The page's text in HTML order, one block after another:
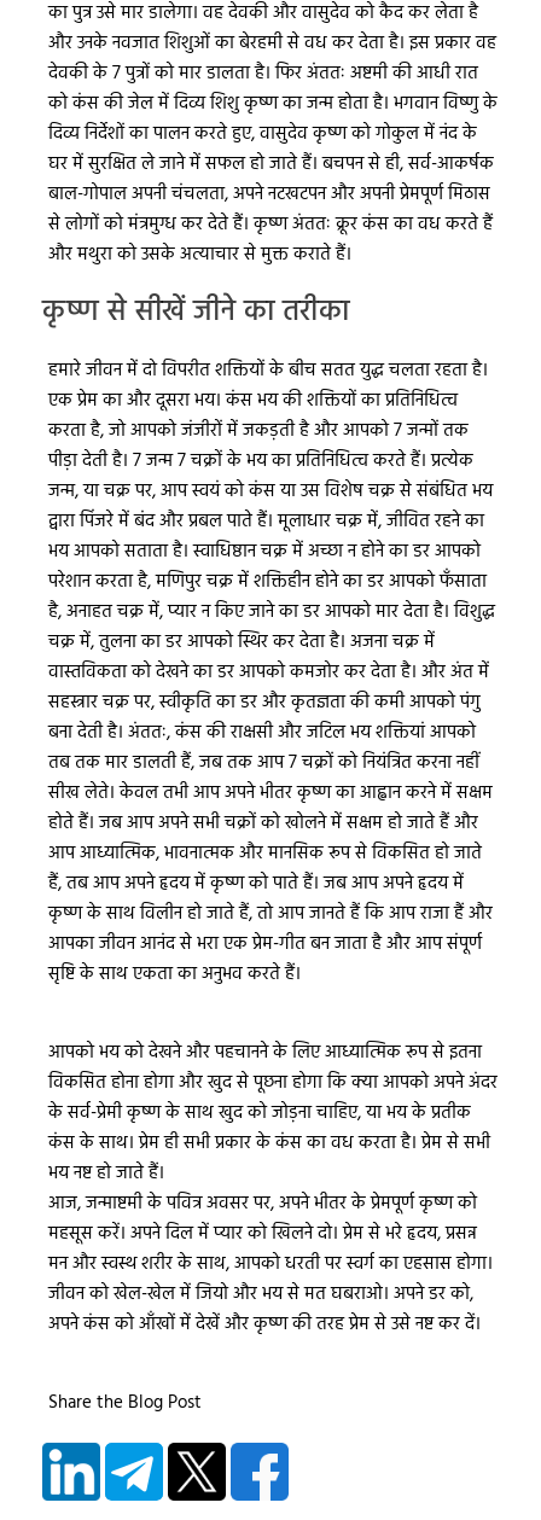
का पुत्र उसे मार डालेगा। वह देवकी और वासुदेव को कैद कर लेता है
और उनके नवजात शिशुओं का बेरहमी से वध कर देता है। इस प्रकार वह
देवकी के 7 पुत्रों को मार डालता है। फिर अंततः अष्टमी की आधी रात
को कंस की जेल में दिव्य शिशु कृष्ण का जन्म होता है। भगवान विष्णु के
दिव्य निर्देशों का पालन करते हुए, वासुदेव कृष्ण को गोकुल में नंद के
घर में सुरक्षित ले जाने में सफल हो जाते हैं। बचपन से ही, सर्व-आकर्षक
बाल-गोपाल अपनी चंचलता, अपने नटखटपन और अपनी प्रेमपूर्ण मिठास
से लोगों को मंत्रमुग्ध कर देते हैं। कृष्ण अंततः क्रूर कंस का वध करते हैं
और मथुरा को उसके अत्याचार से मुक्त कराते हैं।
कृष्ण से सीखें जीने का तरीका
हमारे जीवन में दो विपरीत शक्तियों के बीच सतत युद्ध चलता रहता है।
एक प्रेम का और दूसरा भय। कंस भय की शक्तियों का प्रतिनिधित्व
करता है, जो आपको जंजीरों में जकड़ती है और आपको 7 जन्मों तक
पीड़ा देती है। 7 जन्म 7 चक्रों के भय का प्रतिनिधित्व करते हैं। प्रत्येक
जन्म, या चक्र पर, आप स्वयं को कंस या उस विशेष चक्र से संबंधित भय
द्वारा पिंजरे में बंद और प्रबल पाते हैं। मूलाधार चक्र में, जीवित रहने का
भय आपको सताता है। स्वाधिष्ठान चक्र में अच्छा न होने का डर आपको
परेशान करता है, मणिपुर चक्र में शक्तिहीन होने का डर आपको फँसाता
है, अनाहत चक्र में, प्यार न किए जाने का डर आपको मार देता है। विशुद्ध
चक्र में, तुलना का डर आपको स्थिर कर देता है। अजना चक्र में
वास्तविकता को देखने का डर आपको कमजोर कर देता है। और अंत में
सहस्त्रार चक्र पर, स्वीकृति का डर और कृतज्ञता की कमी आपको पंगु
बना देती है। अंततः, कंस की राक्षसी और जटिल भय शक्तियां आपको
तब तक मार डालती हैं, जब तक आप 7 चक्रों को नियंत्रित करना नहीं
सीख लेते। केवल तभी आप अपने भीतर कृष्ण का आह्वान करने में सक्षम
होते हैं। जब आप अपने सभी चक्रों को खोलने में सक्षम हो जाते हैं और
आप आध्यात्मिक, भावनात्मक और मानसिक रूप से विकसित हो जाते
हैं, तब आप अपने हृदय में कृष्ण को पाते हैं। जब आप अपने हृदय में
कृष्ण के साथ विलीन हो जाते हैं, तो आप जानते हैं कि आप राजा हैं और
आपका जीवन आनंद से भरा एक प्रेम-गीत बन जाता है और आप संपूर्ण
सृष्टि के साथ एकता का अनुभव करते हैं।
आपको भय को देखने और पहचानने के लिए आध्यात्मिक रूप से इतना
विकसित होना होगा और खुद से पूछना होगा कि क्या आपको अपने अंदर
के सर्व-प्रेमी कृष्ण के साथ खुद को जोड़ना चाहिए, या भय के प्रतीक
कंस के साथ। प्रेम ही सभी प्रकार के कंस का वध करता है। प्रेम से सभी
भय नष्ट हो जाते हैं।
आज, जन्माष्टमी के पवित्र अवसर पर, अपने भीतर के प्रेमपूर्ण कृष्ण को
महसूस करें। अपने दिल में प्यार को खिलने दो। प्रेम से भरे हृदय, प्रसन्न
मन और स्वस्थ शरीर के साथ, आपको धरती पर स्वर्ग का एहसास होगा।
जीवन को खेल-खेल में जियो और भय से मत घबराओ। अपने डर को,
अपने कंस को आँखों में देखें और कृष्ण की तरह प्रेम से उसे नष्ट कर दें।
Share the Blog Post